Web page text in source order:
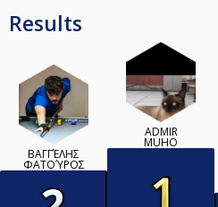
Results
ΒΑΓΓΈΛΗΣ
ΦΑΤΟΎΡΟΣ
ADMIR
MUHO